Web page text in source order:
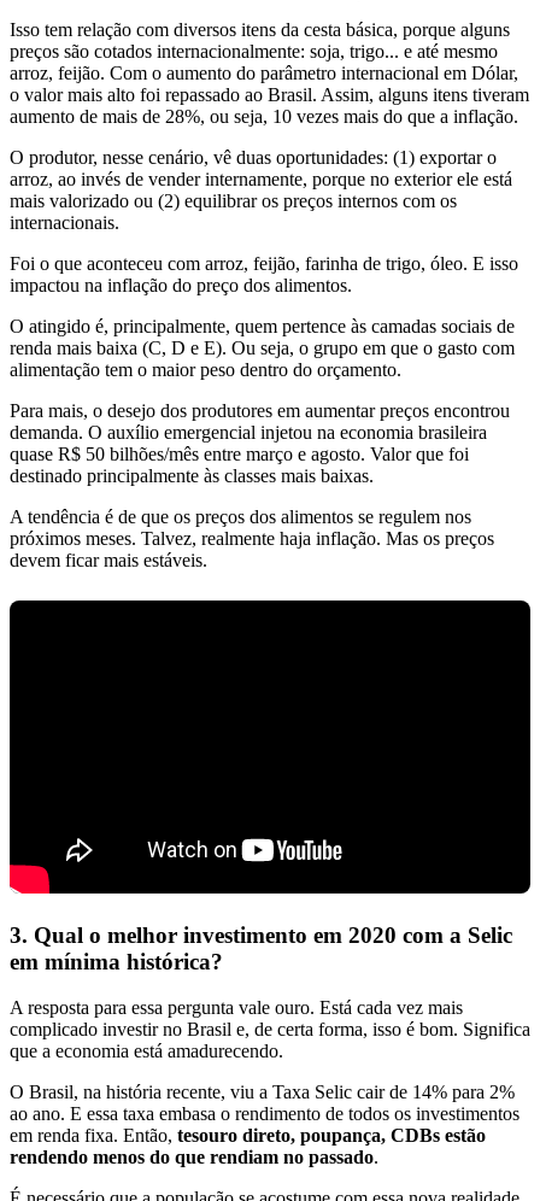
Isso tem relação com diversos itens da cesta básica, porque alguns
preços são cotados internacionalmente: soja, trigo... e até mesmo
arroz, feijão. Com o aumento do parâmetro internacional em Dólar,
o valor mais alto foi repassado ao Brasil. Assim, alguns itens tiveram
aumento de mais de 28%, ou seja, 10 vezes mais do que a inflação.
O produtor, nesse cenário, vê duas oportunidades: (1) exportar o
arroz, ao invés de vender internamente, porque no exterior ele está
mais valorizado ou (2) equilibrar os preços internos com os
internacionais.
Foi o que aconteceu com arroz, feijão, farinha de trigo, óleo. E isso
impactou na inflação do preço dos alimentos.
O atingido é, principalmente, quem pertence às camadas sociais de
renda mais baixa (C, D e E). Ou seja, o grupo em que o gasto com
alimentação tem o maior peso dentro do orçamento.
Para mais, o desejo dos produtores em aumentar preços encontrou
demanda. O auxílio emergencial injetou na economia brasileira
quase R$ 50 bilhões/mês entre março e agosto. Valor que foi
destinado principalmente às classes mais baixas.
A tendência é de que os preços dos alimentos se regulem nos
próximos meses. Talvez, realmente haja inflação. Mas os preços
devem ficar mais estáveis.
3. Qual o melhor investimento em 2020 com a Selic
em mínima histórica?
A resposta para essa pergunta vale ouro. Está cada vez mais
complicado investir no Brasil e, de certa forma, isso é bom. Significa
que a economia está amadurecendo.
O Brasil, na história recente, viu a Taxa Selic cair de 14% para 2%
ao ano. E essa taxa embasa o rendimento de todos os investimentos
em renda fixa. Então, tesouro direto, poupança, CDBs estão
rendendo menos do que rendiam no passado.